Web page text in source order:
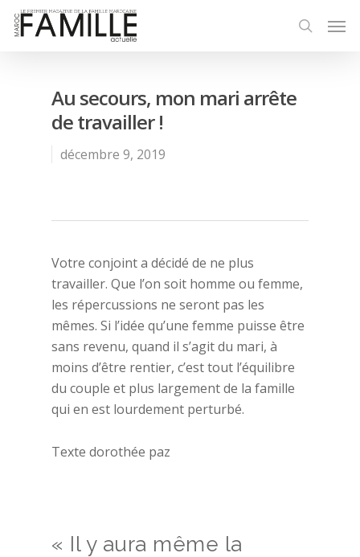
Au secours, mon mari arrête
de travailler !
décembre 9, 2019
Votre conjoint a décidé de ne plus
travailler. Que l’on soit homme ou femme,
les répercussions ne seront pas les
mêmes. Si l’idée qu’une femme puisse être
sans revenu, quand il s’agit du mari, à
moins d’être rentier, c’est tout l’équilibre
du couple et plus largement de la famille
qui en est lourdement perturbé.
Texte dorothée paz
« Il y aura même la